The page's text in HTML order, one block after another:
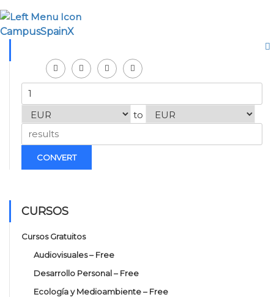
CampusSpainX
to
CONVERT
CURSOS
Cursos Gratuitos
Audiovisuales – Free
Desarrollo Personal – Free
Ecología y Medioambiente – Free